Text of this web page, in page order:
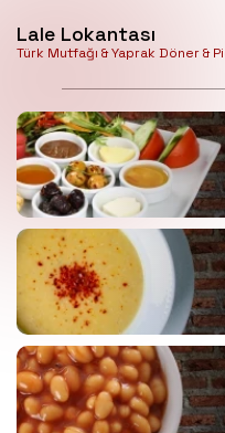
Lale Lokantası
Türk Mutfağı & Yaprak Döner &